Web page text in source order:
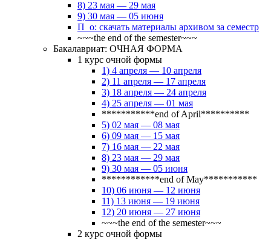
8) 23 мая — 29 мая
9) 30 мая — 05 июня
П_о: скачать материалы архивом за семестр
~~~the end of the semester~~~
Бакалавриат: ОЧНАЯ ФОРМА
1 курс очной формы
1) 4 апреля — 10 апреля
2) 11 апреля — 17 апреля
3) 18 апреля — 24 апреля
4) 25 апреля — 01 мая
***********end of April**********
5) 02 мая — 08 мая
6) 09 мая — 15 мая
7) 16 мая — 22 мая
8) 23 мая — 29 мая
9) 30 мая — 05 июня
************end of May***********
10) 06 июня — 12 июня
11) 13 июня — 19 июня
12) 20 июня — 27 июня
~~~the end of the semester~~~
2 курс очной формы